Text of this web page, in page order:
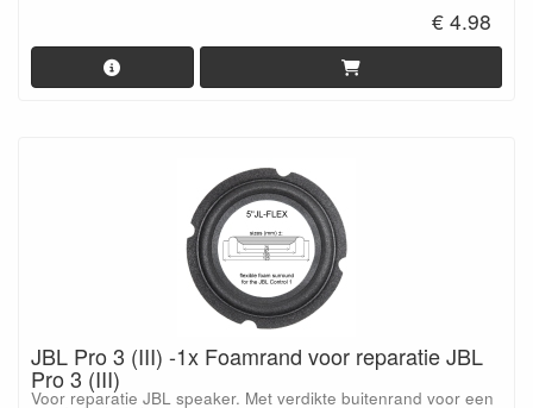
€ 4.98
JBL Pro 3 (III) -1x Foamrand voor reparatie JBL
Pro 3 (III)
Voor reparatie JBL speaker. Met verdikte buitenrand voor een